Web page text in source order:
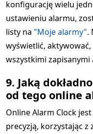
konfigurację wielu
ustawieniu alarmu,
listy na "Moje alarmy".
wyświetlić,
wszystkimi
9. Jaką
od tego online
Online Alarm Clock
precyzją, korzystając